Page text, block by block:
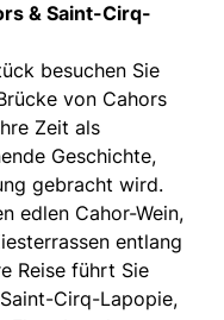
& Saint-Cirq-
besuchen Sie
von Cahors
Zeit als
Geschichte,
gebracht wird.
edlen Cahor-Wein,
entlang
Reise führt Sie
Cirq-Lapopie,